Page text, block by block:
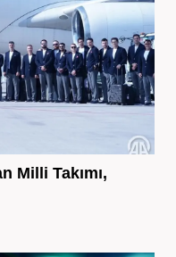
Milli Takımı,